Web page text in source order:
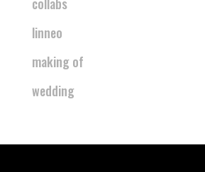
linneo
making of
wedding